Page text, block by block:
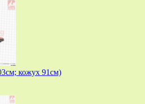
кожух 91см)